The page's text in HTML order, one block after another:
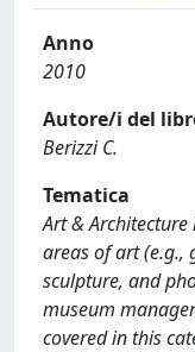
Anno
2010
Autore/i del
Berizzi C.
Tematica
Art &
areas of art (e.g.,
sculpture, and
museum
covered in this